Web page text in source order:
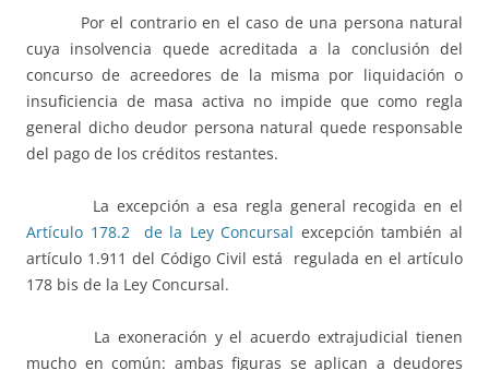
Por el contrario en el caso de una persona natural
cuya insolvencia quede acreditada a la conclusión del
concurso de acreedores de la misma por liquidación o
insuficiencia de masa activa no impide que como regla
general dicho deudor persona natural quede responsable
del pago de los créditos restantes.
La excepción a esa regla general recogida en el
Artículo 178.2 de la Ley Concursal excepción también al
artículo 1.911 del Código Civil está regulada en el artículo
178 bis de la Ley Concursal.
La exoneración y el acuerdo extrajudicial tienen
mucho en común: ambas figuras se aplican a deudores